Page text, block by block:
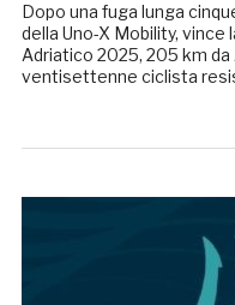
Dopo una fuga lunga
della Uno-X Mobility, vince
Adriatico 2025, 205 km
ventisettenne ciclista